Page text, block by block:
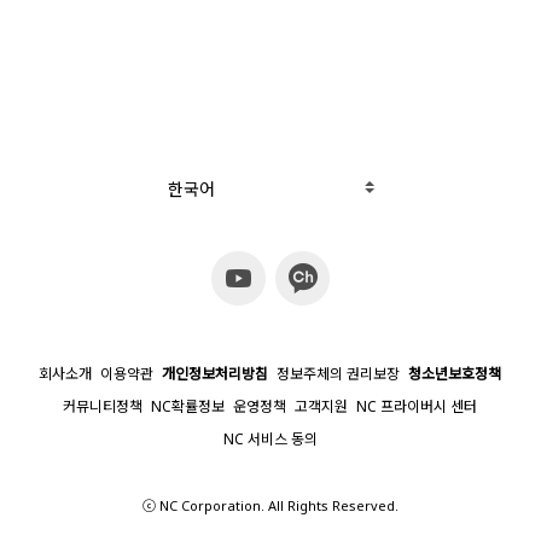
한국어
회사소개 이용약관 개인정보처리방침 정보주체의 권리보장 청소년보호정책
커뮤니티정책 NC확률정보 운영정책 고객지원 NC 프라이버시 센터
NC 서비스 동의
ⓒ NC Corporation. All Rights Reserved.